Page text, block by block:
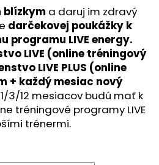
blízkym a daruj im zdravý
darčekovej poukážky k
programu LIVE energy.
LIVE (online tréningový
LIVE PLUS (online
+ každý mesiac nový
3/12 mesiacov budú mať k
tréningové programy LIVE
trénermi.